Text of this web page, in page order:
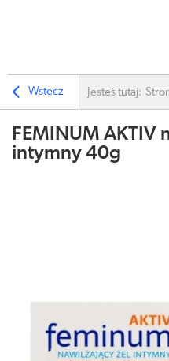
Wstecz Jesteś tutaj:
FEMINUM AKTIV
intymny 40g